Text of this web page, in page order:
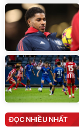
ĐỌC NHIỀU NHẤT